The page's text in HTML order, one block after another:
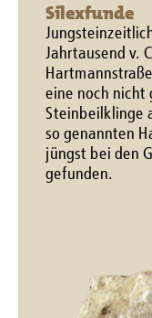
Silexfunde
Jahrtausend v.
eine noch nicht
Steinbeilklinge
so genannten
jüngst bei den
gefunden.